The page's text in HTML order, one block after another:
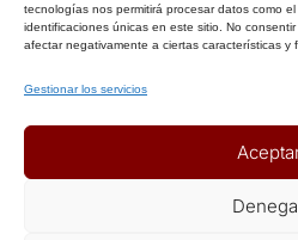
tecnologías nos permitirá procesar datos como
identificaciones únicas en este sitio. No
afectar negativamente a ciertas características y
Gestionar los servicios
Política de Privacidad
Política de Cookies
ENLACES DE INTERÉS